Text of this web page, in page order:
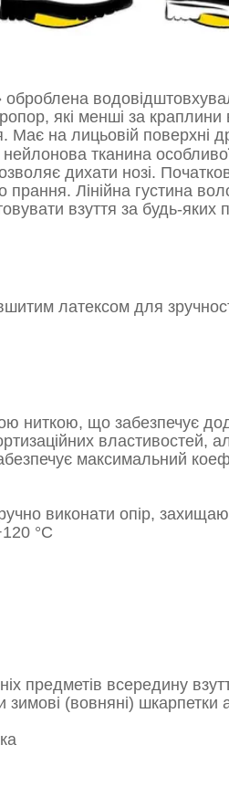
оброблена
які менші за
на лицьовій поверхні
нейлонова тканина
дихати нозі.
прання. Лінійна густина
взуття за будь-яких
латексом для
що забезпечує
максимальний
виконати опір,
°C
предметів всередину
(вовняні)